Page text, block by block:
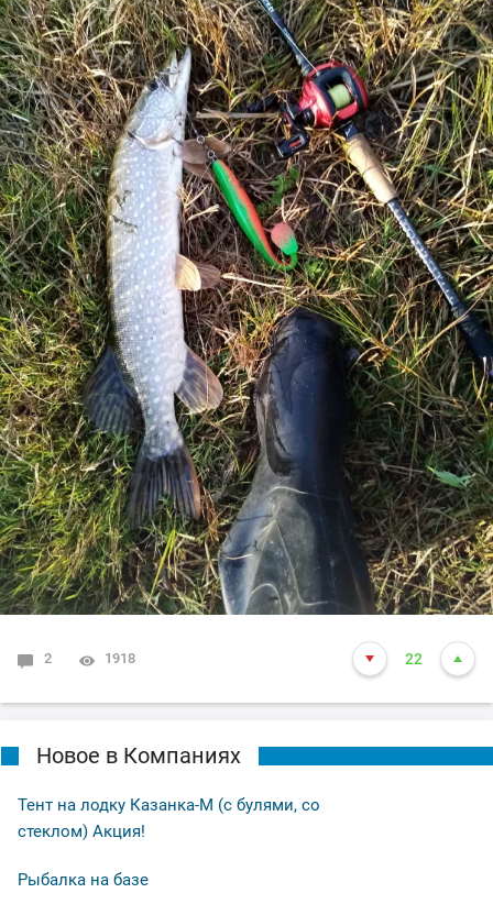
2 1918 22
Новое в Компаниях
Тент на лодку Казанка-М (с булями, со
стеклом) Акция!
Рыбалка на базе